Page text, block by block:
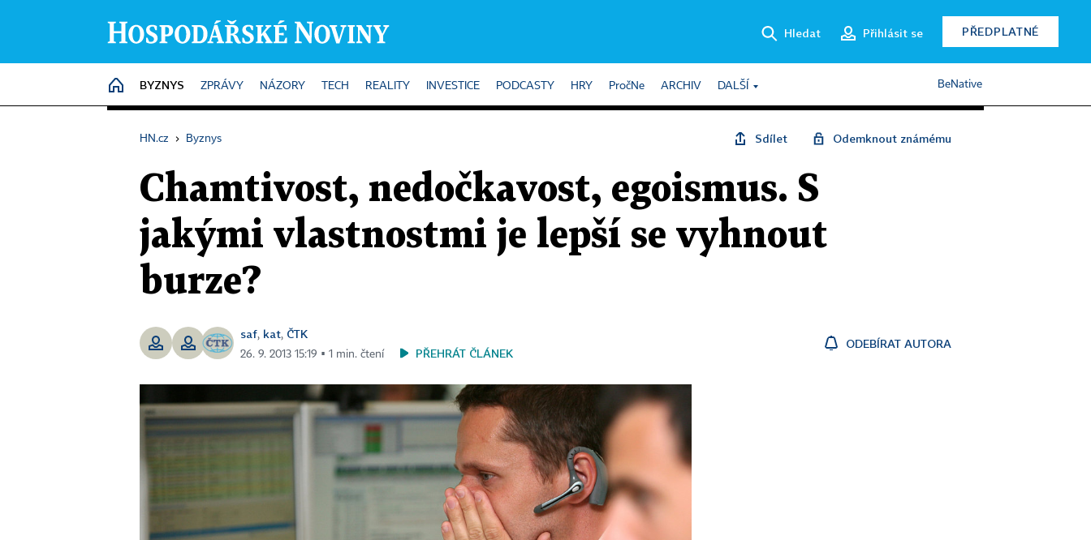
Hledat Přihlásit se PŘEDPLATNÉ
HOME
BYZNYS ZPRÁVY NÁZORY TECH REALITY INVESTICE PODCASTY HRY PročNe ARCHIV DALŠÍ BeNative
HN.cz › Byznys Sdílet Odemknout známému
Chamtivost, nedočkavost, egoismus. S
jakými vlastnostmi je lepší se vyhnout
burze?
saf, kat, ČTK
26. 9. 2013 15:19 ▪ 1 min. čtení PŘEHRÁT ČLÁNEK
ODEBÍRAT AUTORA